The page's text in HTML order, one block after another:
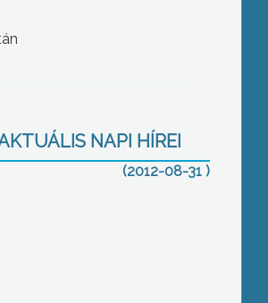
NAPI HÍREI
(2012-08-31 )
kegytárgyak után